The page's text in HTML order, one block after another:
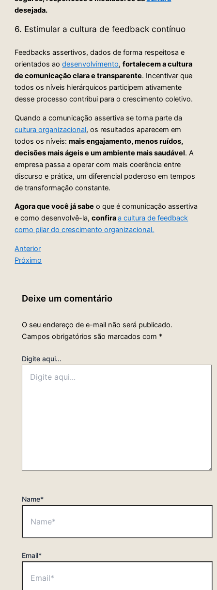
desejada.
6. Estimular a cultura de feedback contínuo
Feedbacks assertivos, dados de forma respeitosa e
orientados aodesenvolvimento,fortalecem a cultura
de comunicação clara e transparente. Incentivar que
todos os níveis hierárquicos participem ativamente
desse processo contribui para o crescimento coletivo.
Quando a comunicação assertiva se torna parte da
cultura organizacional, os resultados aparecem em
todos os níveis:mais engajamento, menos ruídos,
decisões mais ágeis e um ambiente mais saudável. A
empresa passa a operar com mais coerência entre
discurso e prática, um diferencial poderoso em tempos
de transformação constante.
Agora que você já sabe o que é comunicação assertiva
e como desenvolvê-la,confiraa cultura de feedback
como pilar do crescimento organizacional.
Anterior
Próximo
Deixe um comentário
O seu endereço de e-mail não será publicado.
Campos obrigatórios são marcados com *
Digite aqui...
Name*
Email*